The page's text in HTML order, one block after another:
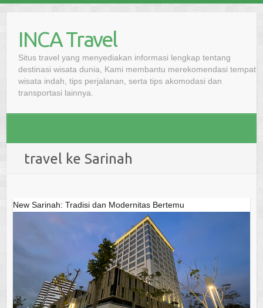
contentINCA Travel
Situs travel yang menyediakan informasi lengkap tentang
destinasi wisata dunia, Kami membantu merekomendasi tempat
wisata indah, tips perjalanan, serta tips akomodasi dan
transportasi lainnya.
travel ke Sarinah
New Sarinah: Tradisi dan Modernitas Bertemu